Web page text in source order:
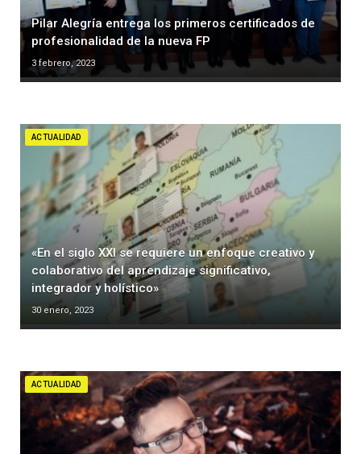
Pilar Alegría entrega los primeros certificados de
profesionalidad de la nueva FP
3 febrero, 2023
ACTUALIDAD
«En el siglo XXI se requiere un enfoque creativo y
colaborativo del aprendizaje significativo,
integrador y holístico»
30 enero, 2023
ACTUALIDAD